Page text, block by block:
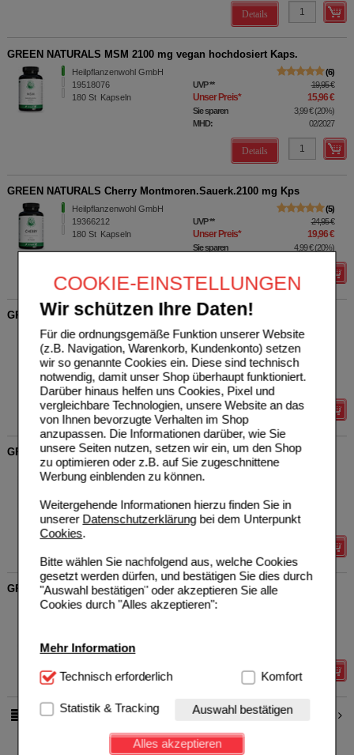
COOKIE-EINSTELLUNGEN
Wir schützen Ihre Daten!
Für die ordnungsgemäße Funktion unserer Website
(z.B. Navigation, Warenkorb, Kundenkonto) setzen
wir so genannte Cookies ein. Diese sind technisch
notwendig, damit unser Shop überhaupt funktioniert.
Darüber hinaus helfen uns Cookies, Pixel und
vergleichbare Technologien, unsere Website an das
von Ihnen bevorzugte Verhalten im Shop
anzupassen. Die Informationen darüber, wie Sie
unsere Seiten nutzen, setzen wir ein, um den Shop
zu optimieren oder z.B. auf Sie zugeschnittene
Werbung einblenden zu können.
Weitergehende Informationen hierzu finden Sie in
unserer Datenschutzerklärungbei dem Unterpunkt
Cookies.
Bitte wählen Sie nachfolgend aus, welche Cookies
gesetzt werden dürfen, und bestätigen Sie dies durch
"Auswahl bestätigen" oder akzeptieren Sie alle
Cookies durch "Alles akzeptieren":
Mehr Information
Technisch Notwendig:Hierbei handelt es sich um
Website notwendig sind (z.B. Navigation, Warenkorb,
Kundenkonto), weshalb auf diese nicht verzichtet
werden kann.
Technisch erforderlich Komfort
Statistik & Tracking Auswahl bestätigen
Alles akzeptieren
Details
GREEN NATURALS MSM 2100 mg vegan hochdosiert Kaps.
Heilpflanzenwohl GmbH
19518076
180 St Kapseln
6
UVP** 19,95 €
Unser Preis* 15,96 €
Sie sparen 3,99 €(20%)
MHD:
02/2027
Details
GREEN NATURALS Cherry Montmoren.Sauerk.2100 mg Kps
Heilpflanzenwohl GmbH
19366212
180 St Kapseln
5
UVP** 24,95 €
Unser Preis* 19,96 €
Sie sparen 4,99 €(20%)
Details
GREEN NATURALS Coenzym Q10 250 mg vegan hochdos.
Heilpflanzenwohl GmbH
19483366
180St Kapseln
UVP**
Unser Preis*
Sie sparen 7,20 €
MHD:
Details
GREEN NATURALS Reishi 650 mg hochdos.vegan Kapseln
Heilpflanzenwohl GmbH
18782724
UVP
Sie sparen
MHD:
GREEN NATURALS L-Arginin Base 4500 mg vegan Kaps.
Heilpflanzenwohl GmbH
Details
pro Seite